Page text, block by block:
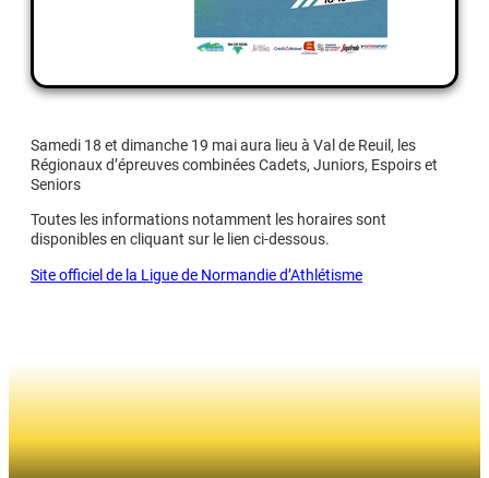
Samedi 18 et dimanche 19 mai aura lieu à Val de Reuil, les
Régionaux d’épreuves combinées Cadets, Juniors, Espoirs et
Seniors
Toutes les informations notamment les horaires sont
disponibles en cliquant sur le lien ci-dessous.
Site officiel de la Ligue de Normandie d’Athlétisme